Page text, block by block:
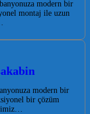
modern bir
montaj ile uzun
modern bir
bir çözüm